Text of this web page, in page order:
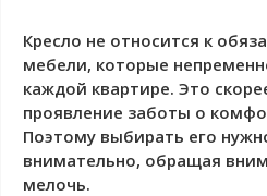
Кресло не относится к
мебели, которые
каждой квартире. Это
проявление заботы о
Поэтому выбирать его
внимательно, обращая
мелочь.